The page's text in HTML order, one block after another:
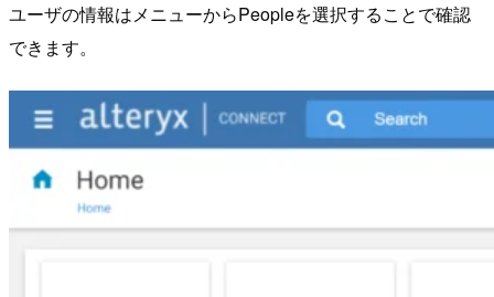
ユーザの情報はメニューからPeopleを選択することで確認
できます。